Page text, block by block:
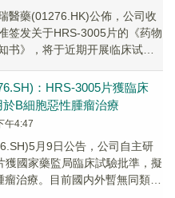
醫藥(01276.HK)公佈，公司收
签发关于HRS-3005片的《药物
书》，将于近期开展临床试
：HRS-3005片獲臨床
B細胞惡性腫瘤治療
午4:47
月9日公告，公司自主研
獲國家藥監局臨床試驗批準，擬
治療。目前國内外暫無同類藥